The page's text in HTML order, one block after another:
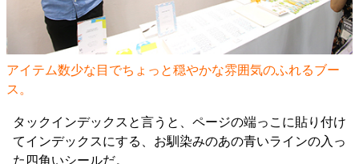
アイテム数少な目でちょっと穏やかな雰囲気のふれるブー
ス。
タックインデックスと言うと、ページの端っこに貼り付け
てインデックスにする、お馴染みのあの青いラインの入っ
た四角いシールだ。